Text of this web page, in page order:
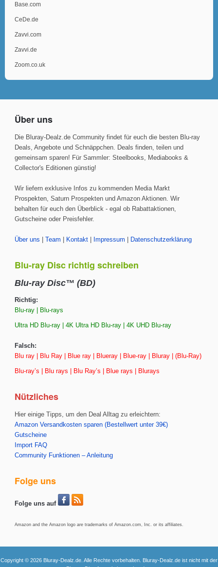
Base.com
CeDe.de
Zavvi.com
Zavvi.de
Zoom.co.uk
Über uns
Die Bluray-Dealz.de Community findet für euch die besten Blu-ray
Deals, Angebote und Schnäppchen. Deals finden, teilen und
gemeinsam sparen! Für Sammler: Steelbooks, Mediabooks &
Collector's Editionen günstig!
Wir liefern exklusive Infos zu kommenden Media Markt
Prospekten, Saturn Prospekten und Amazon Aktionen. Wir
behalten für euch den Überblick - egal ob Rabattaktionen,
Gutscheine oder Preisfehler.
Über uns Team Kontakt Impressum Datenschutzerklärung
Blu-ray Disc richtig schreiben
Blu-ray Disc™ (BD)
Richtig:
Blu-ray | Blu-rays
Ultra HD Blu-ray | 4K Ultra HD Blu-ray | 4K UHD Blu-ray
Falsch:
Blu ray | Blu Ray | Blue ray | Blueray | Blue-ray | Bluray | (Blu-Ray)
Blu-ray’s | Blu rays | Blu Ray’s | Blue rays | Blurays
Nützliches
Hier einige Tipps, um den Deal Alltag zu erleichtern:
Amazon Versandkosten sparen (Bestellwert unter 39€)
Gutscheine
Import FAQ
Community Funktionen – Anleitung
Folge uns
Folge uns auf
Amazon and the Amazon logo are trademarks of Amazon.com, Inc. or its affiliates.
Copyright © 2026 Bluray-Dealz.de. Alle Rechte vorbehalten. Bluray-Dealz.de ist nicht mit der